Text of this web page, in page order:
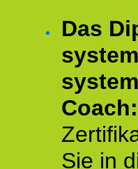
Das
Coach:
Sie in